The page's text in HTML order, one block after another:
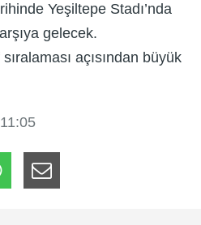
Yeşiltepe Stadı’nda
gelecek.
açısından büyük